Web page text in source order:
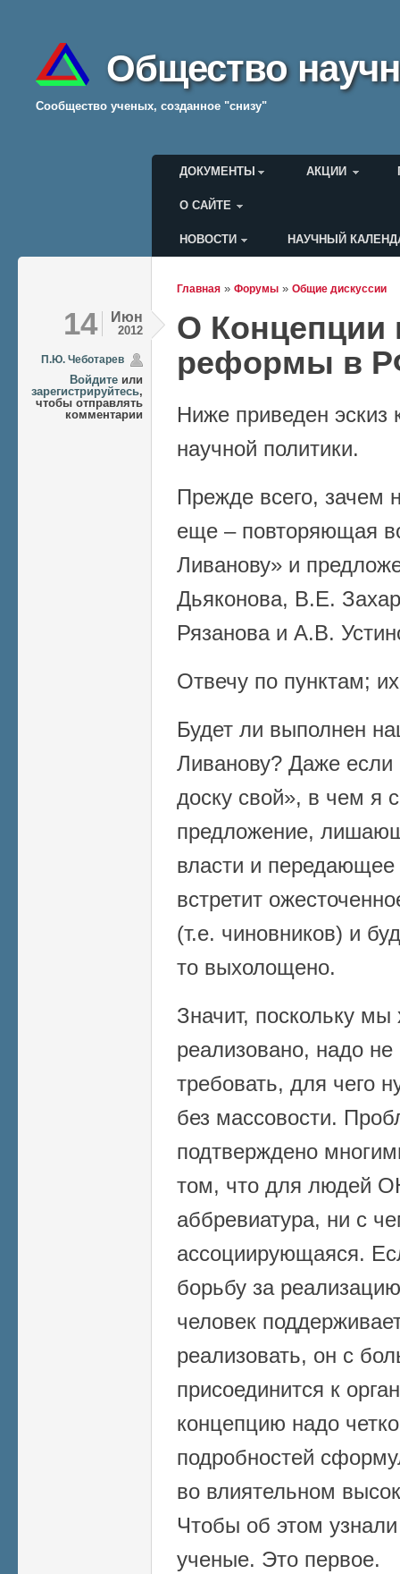
Общество
Cообщество ученых, созданное "снизу"
Главное меню
ДОКУМЕНТЫ АКЦИИ
О САЙТЕ
Меню пользователя
НОВОСТИ НАУЧНЫЙ
Главная » Форумы » Общие дискуссии
14 Июн
2012
П.Ю. Чеботарев
Войдите или
зарегистрируйтесь,
чтобы отправлять
комментарии
О Концепции
реформы в
Ниже приведен
научной политики.
Прежде всего, зачем
еще – повторяющая
Ливанову» и
Дьяконова, В.Е.
Рязанова и А.В.
Отвечу по пунктам;
Будет ли выполнен
Ливанову? Даже
доску свой», в чем я
предложение,
власти и
встретит
(т.е. чиновников) и
то выхолощено.
Значит, поскольку
реализовано, надо не
требовать, для чего
без массовости.
подтверждено
том, что для людей
аббревиатура, ни с
ассоциирующаяся.
борьбу за
человек
реализовать, он с
присоединится к
концепцию надо
подробностей
во влиятельном
Чтобы об этом
ученые. Это первое.